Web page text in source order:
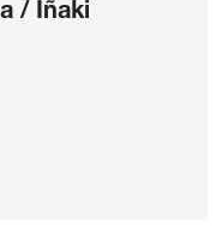
/ Iñaki